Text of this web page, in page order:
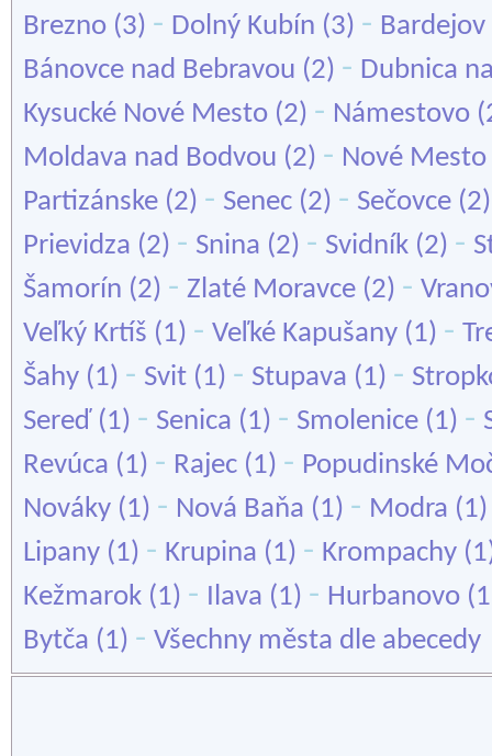
Brezno (3) - Dolný Kubín (3) - Bardejov
Bánovce nad Bebravou (2) - Dubnica
Kysucké Nové Mesto (2) - Námestovo
Moldava nad Bodvou (2) - Nové
Partizánske (2) - Senec (2) - Sečovce
Prievidza (2) - Snina (2) - Svidník (2) -
Šamorín (2) - Zlaté Moravce (2) -
Veľký Krtíš (1) - Veľké Kapušany (1) -
Šahy (1) - Svit (1) - Stupava (1) -
Sereď (1) - Senica (1) - Smolenice (1) -
Revúca (1) - Rajec (1) - Popudinské
Nováky (1) - Nová Baňa (1) - Modra
Lipany (1) - Krupina (1) - Krompachy
Kežmarok (1) - Ilava (1) - Hurbanovo
Bytča (1) - Všechny města dle abecedy